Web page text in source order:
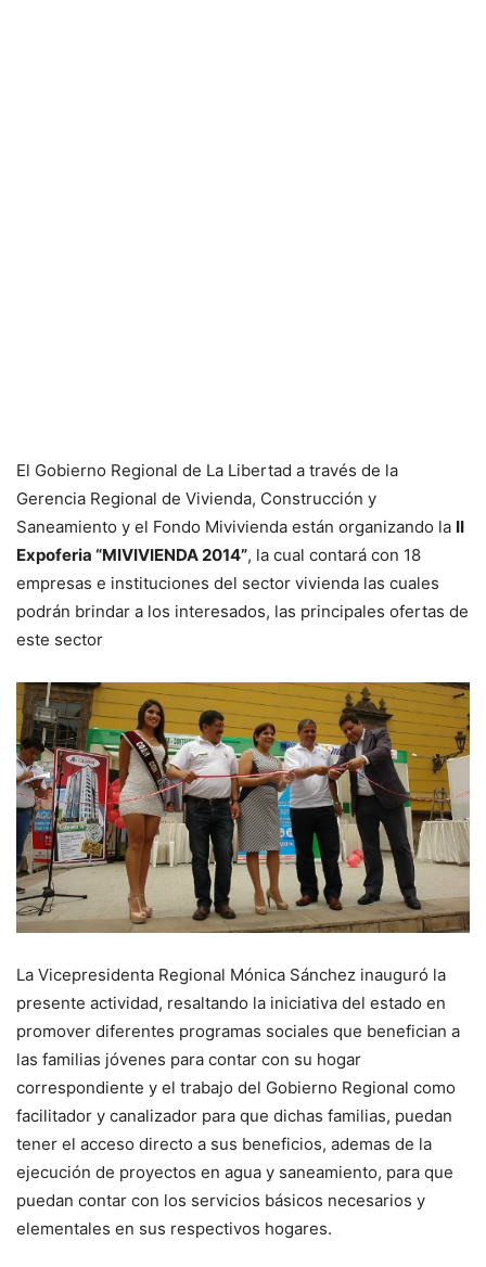
El Gobierno Regional de La Libertad a través de la
Gerencia Regional de Vivienda, Construcción y
Saneamiento y el Fondo Mivivienda están organizando la II
Expoferia “MIVIVIENDA 2014”, la cual contará con 18
empresas e instituciones del sector vivienda las cuales
podrán brindar a los interesados, las principales ofertas de
este sector
La Vicepresidenta Regional Mónica Sánchez inauguró la
presente actividad, resaltando la iniciativa del estado en
promover diferentes programas sociales que benefician a
las familias jóvenes para contar con su hogar
correspondiente y el trabajo del Gobierno Regional como
facilitador y canalizador para que dichas familias, puedan
tener el acceso directo a sus beneficios, ademas de la
ejecución de proyectos en agua y saneamiento, para que
puedan contar con los servicios básicos necesarios y
elementales en sus respectivos hogares.